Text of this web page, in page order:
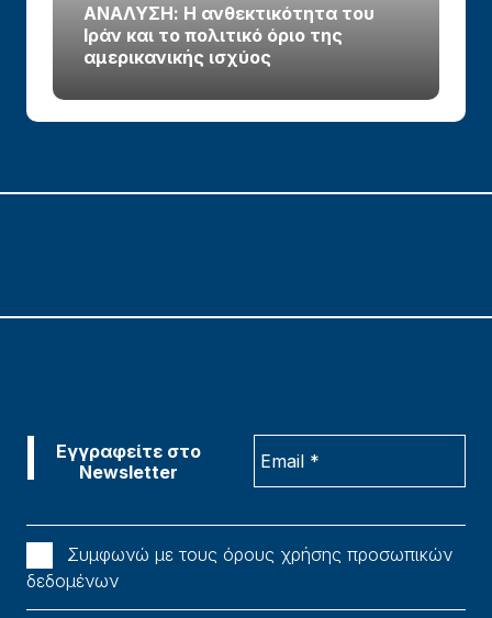
ΑΝΑΛΥΣΗ: Η ανθεκτικότητα του
Ιράν και το πολιτικό όριο της
αμερικανικής ισχύος
Συμφωνώ με τους όρους χρήσης προσωπικών
δεδομένων